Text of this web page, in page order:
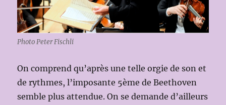
Photo Peter Fischli
On comprend qu’après une telle orgie de son et
de rythmes, l’imposante 5ème de Beethoven
semble plus attendue. On se demande d’ailleurs